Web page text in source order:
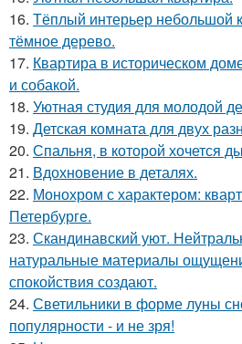
16. Тёплый интерьер небольшой
тёмное дерево.
17. Квартира в историческом
и собакой.
18. Уютная студия для молодой
19. Детская комната для двух
20. Спальня, в которой хочется
21. Вдохновение в деталях.
22. Монохром с характером:
Петербурге.
23. Скандинавский уют.
натуральные материалы
спокойствия создают.
24. Светильники в форме луны
популярности - и не зря!